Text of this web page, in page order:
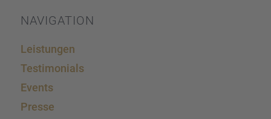
NAVIGA­TION
Leistun­gen
Testi­mo­ni­als
Events
Presse